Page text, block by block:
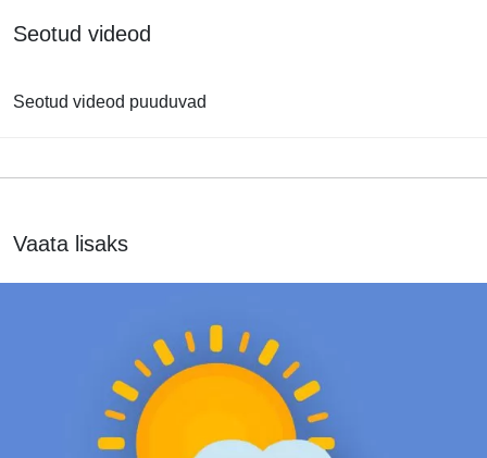
Seotud videod
Seotud videod puuduvad
Vaata lisaks